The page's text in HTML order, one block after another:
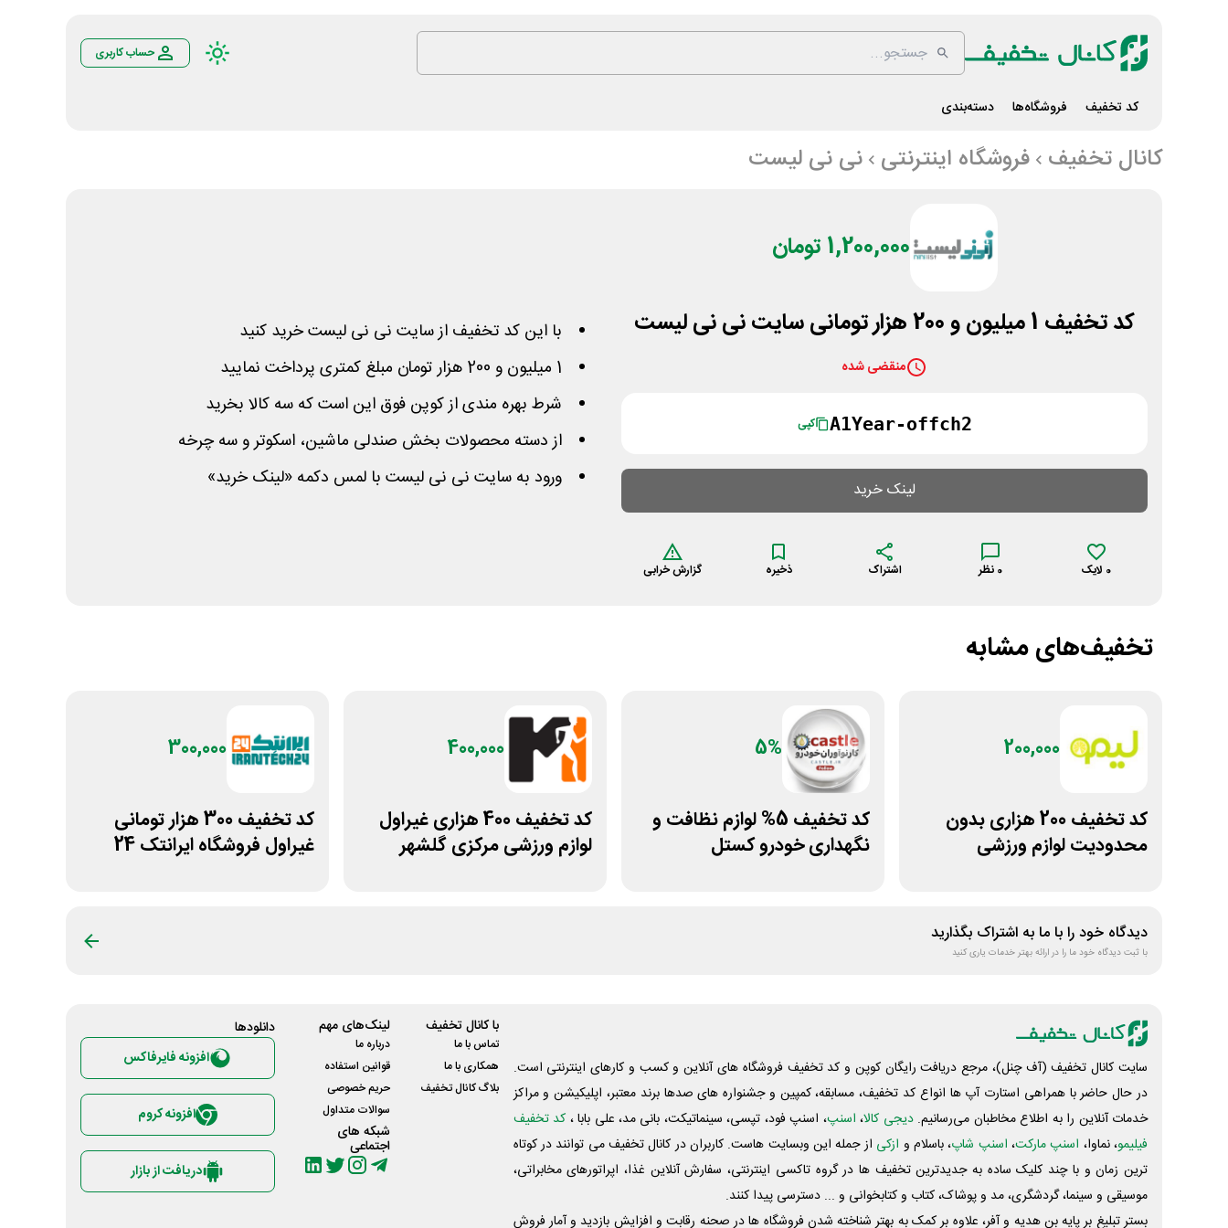
حساب کاربری
کد تخفیف فروشگاه‌ها دسته‌بندی
کانال تخفیف فروشگاه اینترنتی نی نی لیست
1,200,000 تومان
کد تخفیف 1 میلیون و 200 هزار تومانی سایت نی نی لیست
منقضی شده
A1Year-offch2 کپی
لینک خرید
0 لایک 0 نظر اشتراک ذخیره گزارش خرابی
با این کد تخفیف از سایت نی نی لیست خرید کنید
1 میلیون و 200 هزار تومان مبلغ کمتری پرداخت نمایید
شرط بهره مندی از کوپن فوق این است که سه کالا بخرید
از دسته محصولات بخش صندلی ماشین، اسکوتر و سه چرخه
ورود به سایت نی نی لیست با لمس دکمه «لینک خرید»
تخفیف‌های مشابه
200,000
کد تخفیف 200 هزاری بدون
محدودیت لوازم ورزشی
5%
کد تخفیف 5% لوازم نظافت و
نگهداری خودرو کستل
400,000
کد تخفیف 400 هزاری غیراول
لوازم ورزشی مرکزی گلشهر
300,000
کد تخفیف 300 هزار تومانی
غیراول فروشگاه ایرانتک 24
دیدگاه خود را با ما به اشتراک بگذارید
با ثبت دیدگاه خود ما را در ارائه بهتر خدمات یاری کنید
سایت کانال تخفیف (آف چنل)، مرجع دریافت رایگان کوپن و کد تخفیف فروشگاه های آنلاین و کسب و‌ کارهای اینترنتی است.
در حال حاضر با همراهی استارت آپ ها انواع کد تخفیف، مسابقه، کمپین و جشنواره های صدها برند معتبر، اپلیکیشن و مراکز
خدمات آنلاین را به اطلاع مخاطبان می‌رسانیم. دیجی کالا، اسنپ، اسنپ فود، تپسی، سینماتیکت، بانی مد، علی‌ بابا ، کد تخفیف
فیلیمو، نماوا، اسنپ مارکت، اسنپ شاپ، باسلام و ازکی از جمله این وبسایت ‌هاست. کاربران در کانال تخفیف می توانند در کوتاه
ترین زمان و با چند کلیک ساده به جدیدترین تخفیف ها در گروه تاکسی اینترنتی، سفارش آنلاین غذا، اپراتورهای مخابراتی،
موسیقی و سینما، گردشگری، مد و پوشاک، کتاب و کتابخوانی و ... دسترسی پیدا کنند.
بستر تبلیغ بر پایه بن هدیه و آفر، علاوه بر کمک به بهتر شناخته شدن فروشگاه ها در صحنه رقابت و افزایش بازدید و آمار فروش
با کانال تخفیف
تماس با ما
همکاری با ما
بلاگ کانال تخفیف
لینک‌های مهم
درباره ما
قوانین استفاده
حریم خصوصی
سوالات متداول
شبکه های
اجتماعی
دانلود‌ها
افزونه فایرفاکس
افزونه کروم
دریافت از بازار